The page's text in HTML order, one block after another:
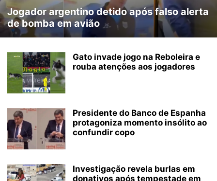
Jogador argentino detido após falso alerta
de bomba em avião
Gato invade jogo na Reboleira e
rouba atenções aos jogadores
Presidente do Banco de Espanha
protagoniza momento insólito ao
confundir copo
Investigação revela burlas em
donativos após tempestade em